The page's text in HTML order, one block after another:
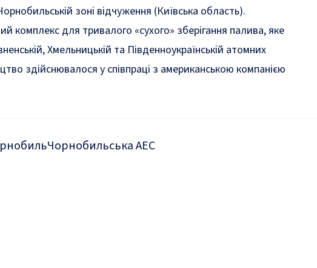
зоні відчуження (Київська область).
комплекс для тривалого «сухого» зберігання палива, яке
Хмельницькій та Південноукраїнській атомних
здійснювалося у співпраці з американською компанією
Чорнобильська АЕС